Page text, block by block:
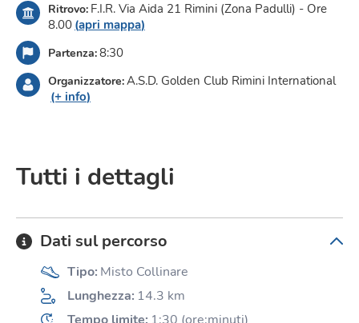
Ritrovo: F.I.R. Via Aida 21 Rimini (Zona Padulli) - Ore
8.00 (apri mappa)
Partenza:8:30
Organizzatore:A.S.D. Golden Club Rimini International
(+ info)
Tutti i dettagli
Dati sul percorso
Tipo: Misto Collinare
Lunghezza: 14.3 km